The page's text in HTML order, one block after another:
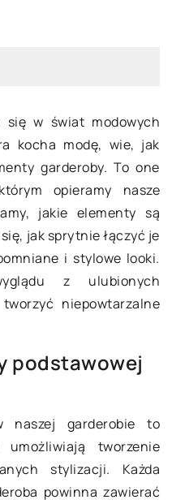
w świat modowych
kocha modę, wie, jak
garderoby. To one
opieramy nasze
jakie elementy są
jak sprytnie łączyć je
i stylowe looki.
z ulubionych
niepowtarzalne
podstawowej
naszej garderobie to
tworzenie
stylizacji. Każda
powinna zawierać